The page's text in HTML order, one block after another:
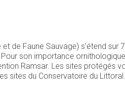
de Faune Sauvage) s'étend
son importance
Ramsar. Les sites protégés
sites du Conservatoire du Littoral…